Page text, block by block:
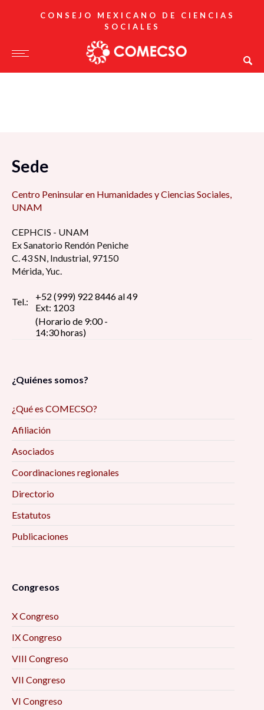
CONSEJO MEXICANO DE CIENCIAS
SOCIALES
Sede
Centro Peninsular en Humanidades y Ciencias Sociales,
UNAM
CEPHCIS - UNAM
Ex Sanatorio Rendón Peniche
C. 43 SN, Industrial, 97150
Mérida, Yuc.
Tel.:
+52 (999) 922 8446 al 49
Ext: 1203
(Horario de 9:00 -
14:30 horas)
¿Quiénes somos?
¿Qué es COMECSO?
Afiliación
Asociados
Coordinaciones regionales
Directorio
Estatutos
Publicaciones
Congresos
X Congreso
IX Congreso
VIII Congreso
VII Congreso
VI Congreso